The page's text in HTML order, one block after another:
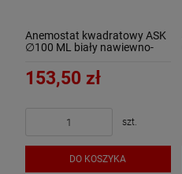
Anemostat kwadratowy ASK
∅100 ML biały nawiewno-
153,50 zł
szt.
DO KOSZYKA